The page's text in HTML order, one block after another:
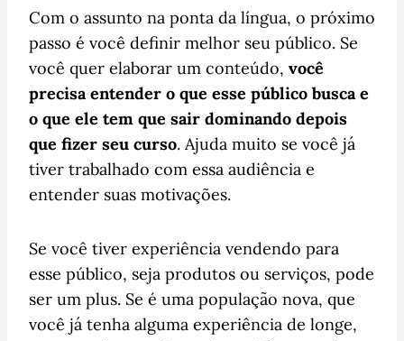
Com o assunto na ponta da língua, o próximo
passo é você definir melhor seu público. Se
você quer elaborar um conteúdo, você
precisa entender o que esse público busca e
o que ele tem que sair dominando depois
que fizer seu curso. Ajuda muito se você já
tiver trabalhado com essa audiência e
entender suas motivações.
Se você tiver experiência vendendo para
esse público, seja produtos ou serviços, pode
ser um plus. Se é uma população nova, que
você já tenha alguma experiência de longe,